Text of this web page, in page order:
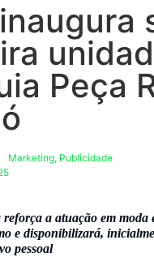
Peça
Marketing, Publicidade
a atuação em moda
e disponibilizará,
pessoal